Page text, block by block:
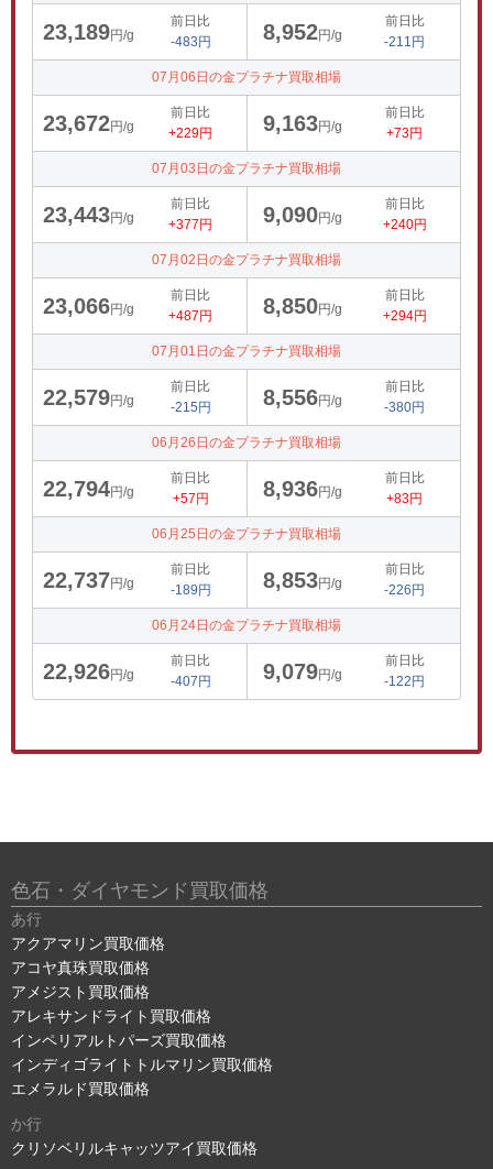
23,189円/g
前日比
-483円
8,952円/g
前日比
-211円
07月06日の金プラチナ買取相場
23,672円/g
前日比
+229円
9,163円/g
前日比
+73円
07月03日の金プラチナ買取相場
23,443円/g
前日比
+377円
9,090円/g
前日比
+240円
07月02日の金プラチナ買取相場
23,066円/g
前日比
+487円
8,850円/g
前日比
+294円
07月01日の金プラチナ買取相場
22,579円/g
前日比
-215円
8,556円/g
前日比
-380円
06月26日の金プラチナ買取相場
22,794円/g
前日比
+57円
8,936円/g
前日比
+83円
06月25日の金プラチナ買取相場
22,737円/g
前日比
-189円
8,853円/g
前日比
-226円
06月24日の金プラチナ買取相場
22,926円/g
前日比
-407円
9,079円/g
前日比
-122円
色石・ダイヤモンド買取価格
あ行
アクアマリン買取価格
アコヤ真珠買取価格
アメジスト買取価格
アレキサンドライト買取価格
インペリアルトパーズ買取価格
インディゴライトトルマリン買取価格
エメラルド買取価格
か行
クリソベリルキャッツアイ買取価格